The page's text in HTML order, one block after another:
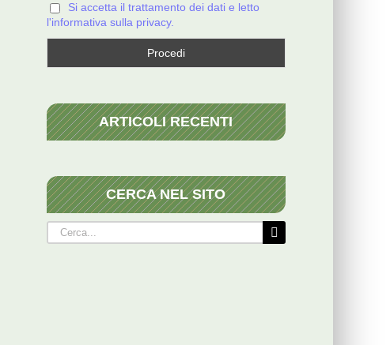
Si accetta il trattamento dei dati e letto
l'informativa sulla privacy.
ARTICOLI RECENTI
CERCA NEL SITO
Cerca
per: